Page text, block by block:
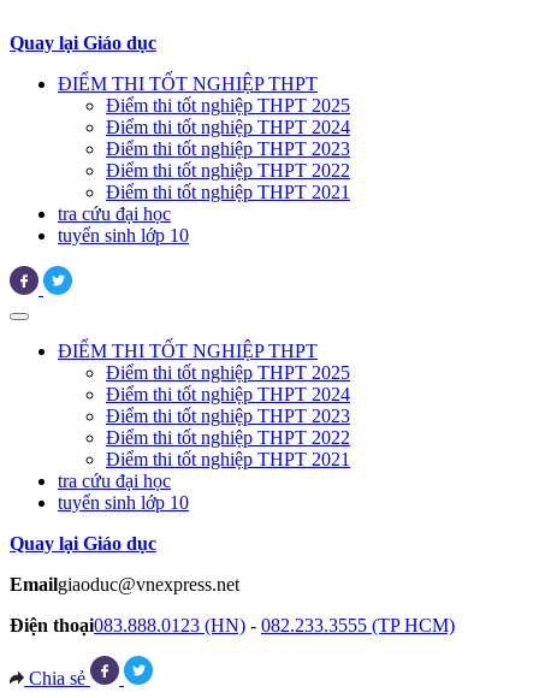
Quay lại Giáo dục
ĐIỂM THI TỐT NGHIỆP THPT
Điểm thi tốt nghiệp THPT 2025
Điểm thi tốt nghiệp THPT 2024
Điểm thi tốt nghiệp THPT 2023
Điểm thi tốt nghiệp THPT 2022
Điểm thi tốt nghiệp THPT 2021
tra cứu đại học
tuyển sinh lớp 10
ĐIỂM THI TỐT NGHIỆP THPT
Điểm thi tốt nghiệp THPT 2025
Điểm thi tốt nghiệp THPT 2024
Điểm thi tốt nghiệp THPT 2023
Điểm thi tốt nghiệp THPT 2022
Điểm thi tốt nghiệp THPT 2021
tra cứu đại học
tuyển sinh lớp 10
Quay lại Giáo dục
Emailgiaoduc@vnexpress.net
Điện thoại083.888.0123 (HN) - 082.233.3555 (TP HCM)
Chia sẻ